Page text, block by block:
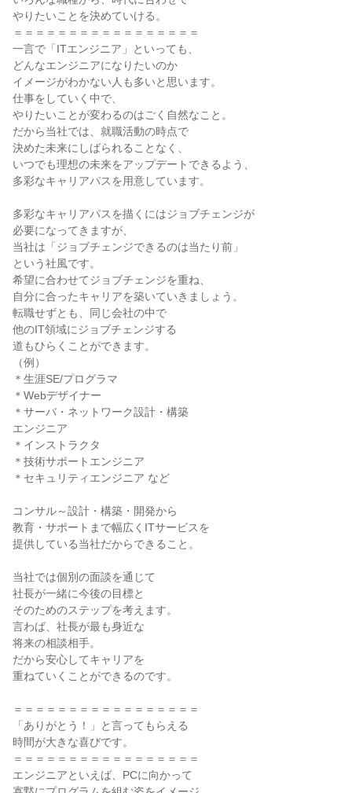
やりたいことを決めていける。
＝＝＝＝＝＝＝＝＝＝＝＝＝＝＝＝＝
一言で「ITエンジニア」といっても、
どんなエンジニアになりたいのか
イメージがわかない人も多いと思います。
仕事をしていく中で、
やりたいことが変わるのはごく自然なこと。
だから当社では、就職活動の時点で
決めた未来にしばられることなく、
いつでも理想の未来をアップデートできるよう、
多彩なキャリアパスを用意しています。
多彩なキャリアパスを描くにはジョブチェンジが
必要になってきますが、
当社は「ジョブチェンジできるのは当たり前」
という社風です。
希望に合わせてジョブチェンジを重ね、
自分に合ったキャリアを築いていきましょう。
転職せずとも、同じ会社の中で
他のIT領域にジョブチェンジする
道もひらくことができます。
（例）
＊生涯SE/プログラマ
＊Webデザイナー
＊サーバ・ネットワーク設計・構築
エンジニア
＊インストラクタ
＊技術サポートエンジニア
＊セキュリティエンジニア など
コンサル～設計・構築・開発から
教育・サポートまで幅広くITサービスを
提供している当社だからできること。
当社では個別の面談を通じて
社長が一緒に今後の目標と
そのためのステップを考えます。
言わば、社長が最も身近な
将来の相談相手。
だから安心してキャリアを
重ねていくことができるのです。
＝＝＝＝＝＝＝＝＝＝＝＝＝＝＝＝＝
「ありがとう！」と言ってもらえる
時間が大きな喜びです。
＝＝＝＝＝＝＝＝＝＝＝＝＝＝＝＝＝
エンジニアといえば、PCに向かって